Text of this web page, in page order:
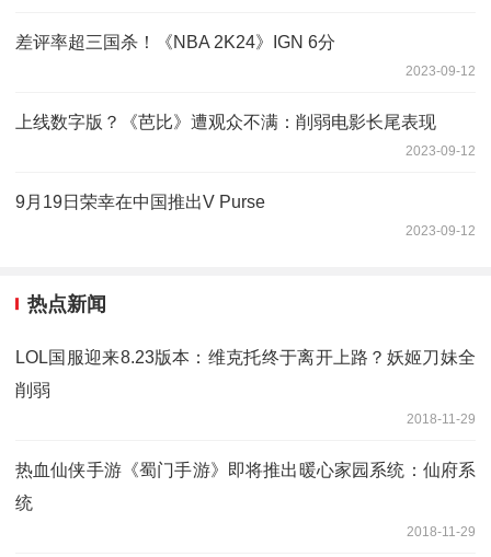
差评率超三国杀！《NBA 2K24》IGN 6分
2023-09-12
上线数字版？《芭比》遭观众不满：削弱电影长尾表现
2023-09-12
9月19日荣幸在中国推出V Purse
2023-09-12
热点新闻
LOL国服迎来8.23版本：维克托终于离开上路？妖姬刀妹全
削弱
2018-11-29
热血仙侠手游《蜀门手游》即将推出暖心家园系统：仙府系
统
2018-11-29